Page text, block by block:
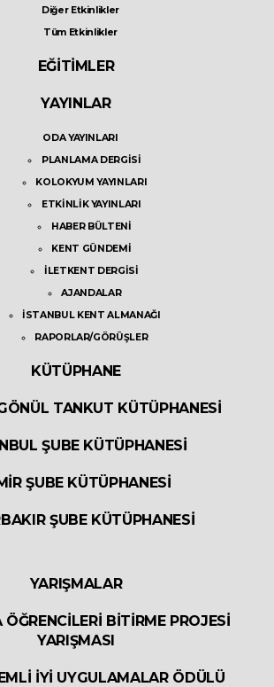
Diğer Etkinlikler
Tüm Etkinlikler
EĞİTİMLER
YAYINLAR
ODA YAYINLARI
PLANLAMA DERGİSİ
KOLOKYUM YAYINLARI
ETKİNLİK YAYINLARI
HABER BÜLTENİ
KENT GÜNDEMİ
İLETKENT DERGİSİ
AJANDALAR
İSTANBUL KENT ALMANAĞI
RAPORLAR/GÖRÜŞLER
KÜTÜPHANE
TANKUT KÜTÜPHANESİ
ŞUBE KÜTÜPHANESİ
ŞUBE KÜTÜPHANESİ
ŞUBE KÜTÜPHANESİ
YARIŞMALAR
BİTİRME PROJESİ
YARIŞMASI
İYİ UYGULAMALAR ÖDÜLÜ